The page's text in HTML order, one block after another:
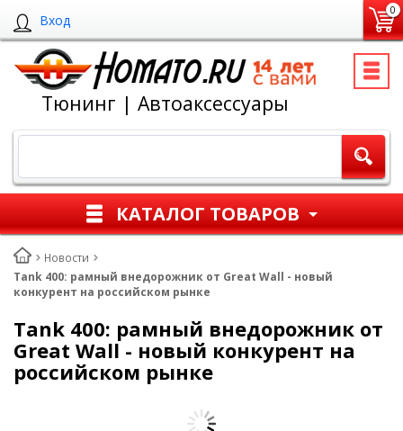
Вход
0
Тюнинг | Автоаксессуары
КАТАЛОГ ТОВАРОВ
Новости
Tank 400: рамный внедорожник от Great Wall - новый
конкурент на российском рынке
Tank 400: рамный внедорожник от
Great Wall - новый конкурент на
российском рынке